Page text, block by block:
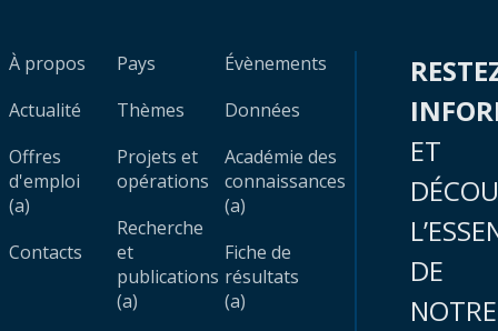
À propos
Actualité
Offres
d'emploi
(a)
Contacts
Pays
Thèmes
Projets et
opérations
Recherche
et
publications
(a)
Évènements
Données
Académie des
connaissances
(a)
Fiche de
résultats
(a)
ET
DE
NOTRE